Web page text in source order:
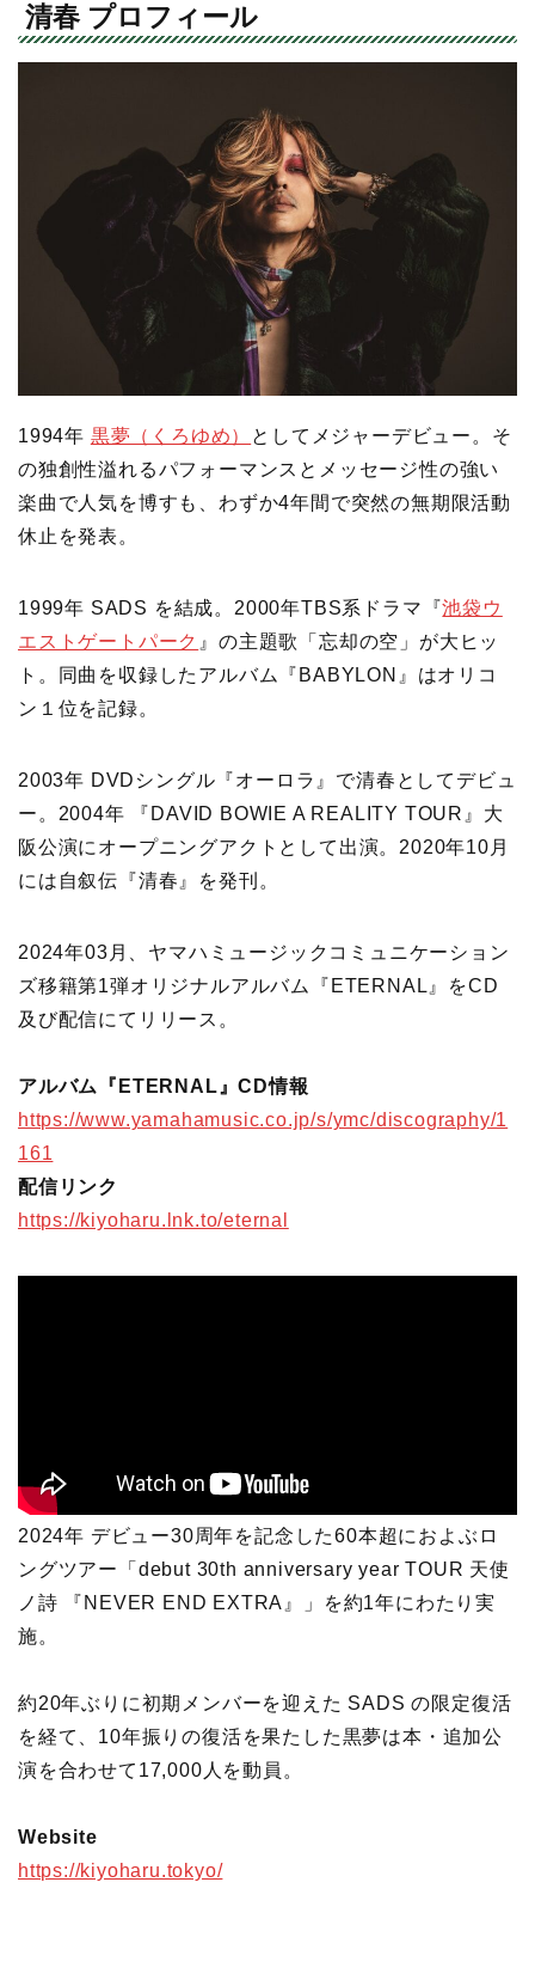
清春 プロフィール
1994年 黒夢（くろゆめ）
としてメジャーデビュー。そ
の独創性溢れるパフォーマンスとメッセージ性の強い
楽曲で人気を博すも、わずか4年間で突然の無期限活動
休止を発表。
1999年 SADS を結成。2000年TBS系ドラマ『池袋ウ
エストゲートパーク 』の主題歌「忘却の空」が大ヒッ
ト。同曲を収録したアルバム『BABYLON』はオリコ
ン１位を記録。
2003年 DVDシングル『オーロラ』で清春としてデビュ
ー。2004年 『DAVID BOWIE A REALITY TOUR』大
阪公演にオープニングアクトとして出演。2020年10月
には自叙伝『清春』を発刊。
2024年03月、ヤマハミュージックコミュニケーション
ズ移籍第1弾オリジナルアルバム『ETERNAL』をCD
及び配信にてリリース。
アルバム『ETERNAL』CD情報
https://www.yamahamusic.co.jp/s/ymc/discography/1
161
配信リンク
https://kiyoharu.lnk.to/eternal
2024年 デビュー30周年を記念した60本超におよぶロ
ングツアー「debut 30th anniversary year TOUR 天使
ノ詩 『NEVER END EXTRA』」を約1年にわたり実
施。
約20年ぶりに初期メンバーを迎えた SADS の限定復活
を経て、10年振りの復活を果たした黒夢は本・追加公
演を合わせて17,000人を動員。
Website
https://kiyoharu.tokyo/